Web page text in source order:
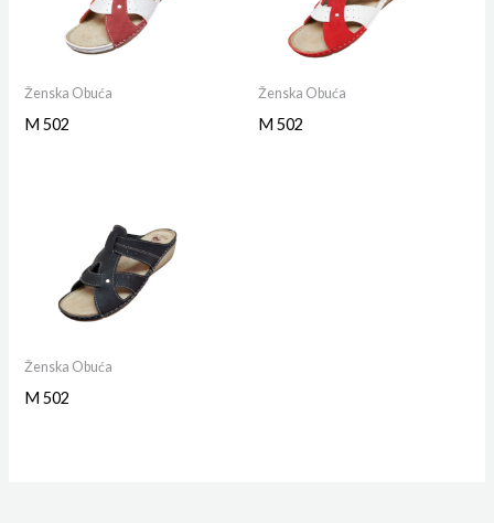
Ženska Obuća
M 502
Ženska Obuća
M 502
Ženska Obuća
M 502